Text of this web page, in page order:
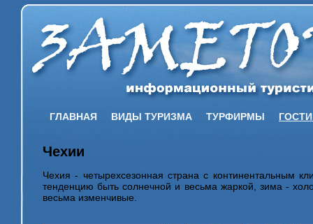
ГЛАВНАЯ ВИДЫ ТУРИЗМА ТУРФИРМЫ
Чехии
Чехия - четырехсезонная страна с континентальным
тенденцию быть солнечной и весьма жаркой, зима -
весьма изменчивые.